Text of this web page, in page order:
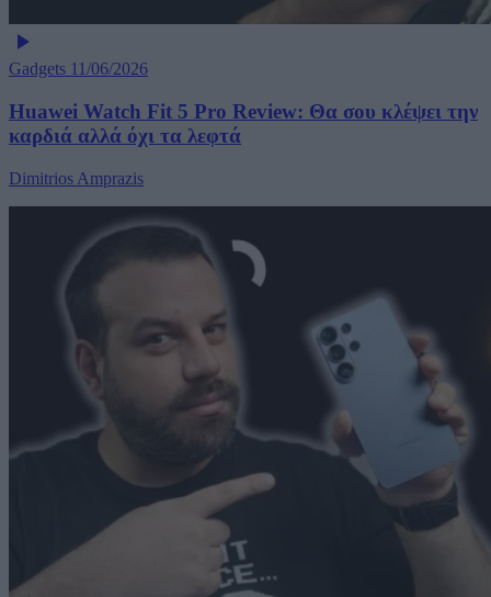
Gadgets 11/06/2026
Huawei Watch Fit 5 Pro Review: Θα σου κλέψει την
καρδιά αλλά όχι τα λεφτά
Dimitrios Amprazis